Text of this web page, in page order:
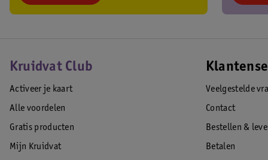
Kruidvat Club
Activeer je kaart
Alle voordelen
Gratis producten
Mijn Kruidvat
Veelgestelde
Contact
Bestellen &
Betalen